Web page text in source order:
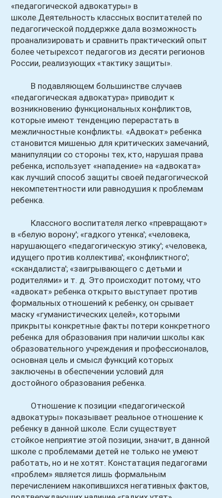
«педагогической адвокатуры» в
школе.Деятельность классных воспитателей по
педагогической поддержке дала возможность
проанализировать и сравнить практический опыт
более четырехсот педагогов из десяти регионов
России, реализующих «тактику защиты».
В подавляющем большинстве случаев
«педагогическая адвокатура» приводит к
возникновению функциональных конфликтов,
которые имеют тенденцию перерастать в
межличностные конфликты. «Адвокат» ребенка
становится мишенью для критических замечаний,
манипуляции со стороны тех, кто, нарушая права
ребенка, использует «нападение» на «адвоката»
как лучший способ защиты своей педагогической
некомпетентности или равнодушия к проблемам
ребенка.
Классного воспитателя легко «превращают»
в «белую ворону'; «гадкого утенка'; «человека,
нарушающего «педагогическую этику'; «человека,
идущего против коллектива'; «конфликтного';
«скандалиста'; «заигрывающего с детьми и
родителями» и т. д. Это происходит потому, что
«адвокат» ребенка открыто выступает против
формальных отношений к ребенку, он срывает
маску «гуманистических целей», которыми
прикрыты конкретные факты потери конкретного
ребенка для образования при наличии школы как
образовательного учреждения и профессионалов,
основная цель и смысл функций которых
заключены в обеспечении условий для
достойного образования ребенка.
Отношение к позиции «педагогической
адвокатуры» показывает реальное отношение к
ребенку в данной школе. Если существует
стойкое неприятие этой позиции, значит, в данной
школе с проблемами детей не только не умеют
работать, но и не хотят. Констатация педагогами
«проблем» является лишь формальным
перечислением накопившихся негативных фактов,